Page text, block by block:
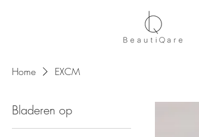
Home EXCM
Bladeren op